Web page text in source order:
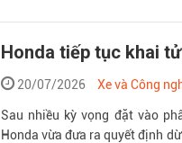
Honda tiếp tục khai
20/07/2026 Xe và Công
Sau nhiều kỳ vọng đặt vào
Honda vừa đưa ra quyết định